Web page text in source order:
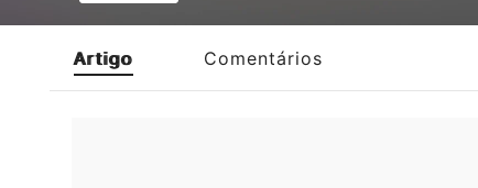
Artigo Comentários